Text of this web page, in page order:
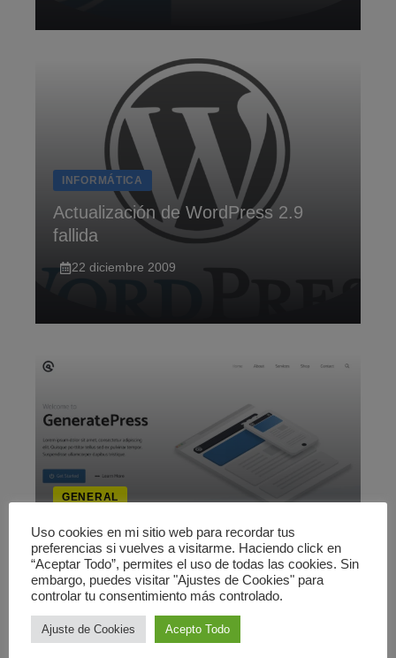
INFORMÁTICA
Actualización de WordPress 2.9
fallida
22 diciembre 2009
GENERAL
Actualización
3 noviembre 2009
Uso cookies en mi sitio web para recordar tus
preferencias si vuelves a visitarme. Haciendo click en
“Aceptar Todo”, permites el uso de todas las cookies. Sin
embargo, puedes visitar "Ajustes de Cookies" para
controlar tu consentimiento más controlado.
Ajuste de Cookies Acepto Todo